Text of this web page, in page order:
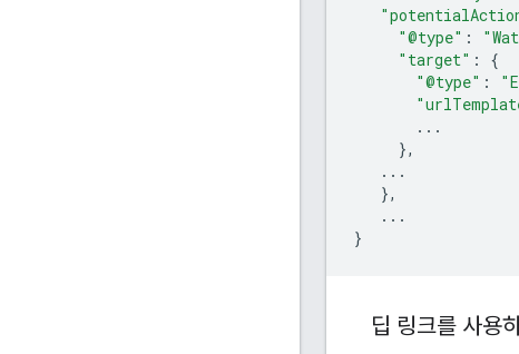
"@type" :
"target" :
{
"@type" :
...
},
...
},
...
}
딥 링크를 사용